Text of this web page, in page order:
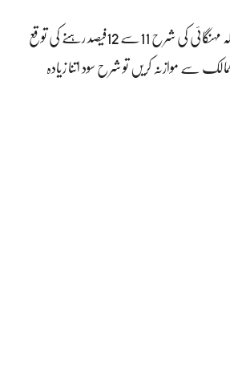
ڈاکٹر باقر نے خدشہ ظاہر کیا کہ مہنگائی کی شرح 11سے 12فیصد رہنے کی توقع
سے موازنہ کریں تو شرح سود اتنا زیادہ